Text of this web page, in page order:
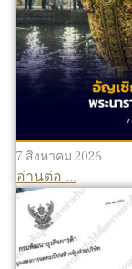
7 สิงหาคม 2026
อ่านต่อ ...